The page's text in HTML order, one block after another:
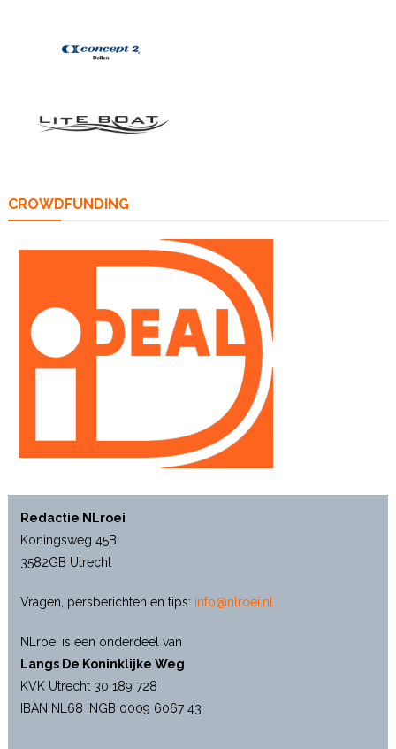
CROWDFUNDING
Redactie NLroei
Koningsweg 45B
3582GB Utrecht
Vragen, persberichten en tips: info@nlroei.nl
NLroei is een onderdeel van
Langs De Koninklijke Weg
KVK Utrecht 30 189 728
IBAN NL68 INGB 0009 6067 43